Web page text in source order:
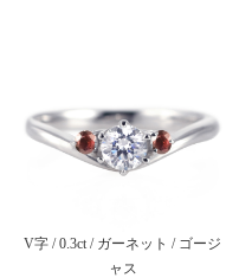
V字 / 0.3ct / ガーネット / ゴージ
ャス